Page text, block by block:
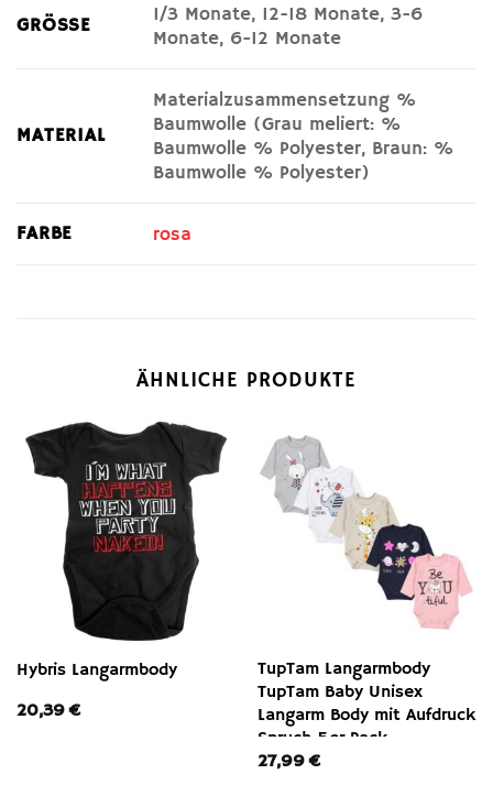
GRÖSSE
1/3 Monate, 12-18 Monate, 3-6
Monate, 6-12 Monate
MATERIAL
Materialzusammensetzung %
Baumwolle (Grau meliert: %
Baumwolle % Polyester, Braun: %
Baumwolle % Polyester)
FARBE rosa
ÄHNLICHE PRODUKTE
Hybris Langarmbody
20,39€
TupTam Langarmbody
TupTam Baby Unisex
Langarm Body mit Aufdruck
Spruch 5er Pack
27,99€